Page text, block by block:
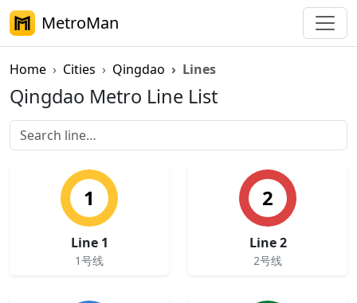
MetroMan
Home Cities Qingdao Lines
Qingdao Metro Line List
1
Line 1
1号线
2
Line 2
2号线